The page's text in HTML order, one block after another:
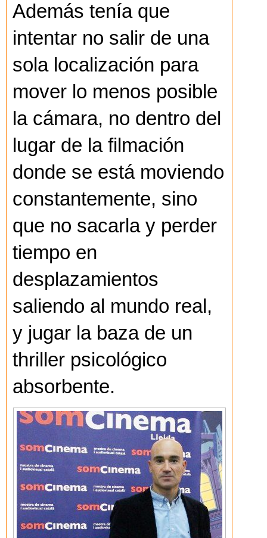
Además tenía que
intentar no salir de una
sola localización para
mover lo menos posible
la cámara, no dentro del
lugar de la filmación
donde se está moviendo
constantemente, sino
que no sacarla y perder
tiempo en
desplazamientos
saliendo al mundo real,
y jugar la baza de un
thriller psicológico
absorbente.